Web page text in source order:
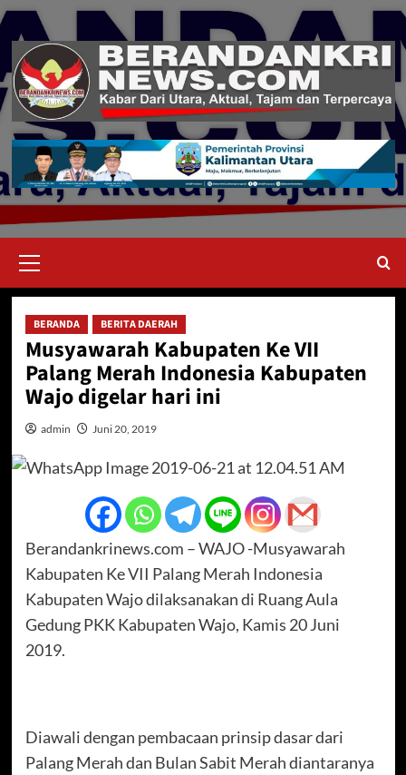
Skip
content
Menu
BERANDA BERITA DAERAH
Musyawarah Kabupaten Ke VII
Palang Merah Indonesia Kabupaten
Wajo digelar hari ini
admin Juni 20, 2019
Berandankrinews.com – WAJO -Musyawarah
Kabupaten Ke VII Palang Merah Indonesia
Kabupaten Wajo dilaksanakan di Ruang Aula
Gedung PKK Kabupaten Wajo, Kamis 20 Juni
2019.
Diawali dengan pembacaan prinsip dasar dari
Palang Merah dan Bulan Sabit Merah diantaranya